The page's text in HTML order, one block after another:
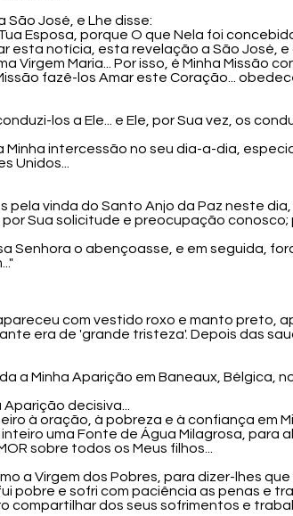
São José, e Lhe disse:
Esposa, porque O que Nela foi
esta notícia, esta revelação a São José,
Virgem Maria... Por isso, é Minha Missão
fazê-los Amar este Coração...
los a Ele... e Ele, por Sua vez, os
Minha intercessão no seu dia-a-dia,
Unidos...
pela vinda do Santo Anjo da Paz neste
Sua solicitude e preocupação
Senhora o abençoasse, e em seguida,
com vestido roxo e manto preto,
era de 'grande tristeza'. Depois das
a Minha Aparição em Baneaux, Bélgica,
decisiva...
à oração, à pobreza e à confiança em
inteiro uma Fonte de Água Milagrosa, para
sobre todos os Meus filhos...
a Virgem dos Pobres, para dizer-lhes
pobre e sofri com paciência as penas e
compartilhar dos seus sofrimentos e